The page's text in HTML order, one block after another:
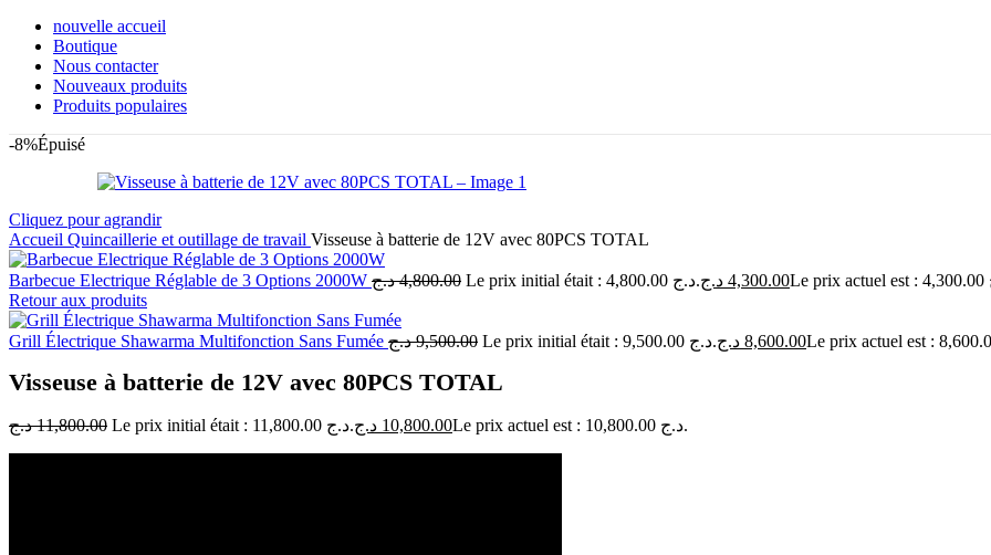
nouvelle accueil
Boutique
Nous contacter
Nouveaux produits
Produits populaires
-8%Épuisé
Cliquez pour agrandir
Accueil Quincaillerie et outillage de travail Visseuse à batterie de 12V avec 80PCS TOTAL
Barbecue Electrique Réglable de 3 Options 2000W 4,800.00 د.ج Le prix initial était : 4,800.00 د.ج. 4,300.00 د.ج
Retour aux produits
Grill Électrique Shawarma Multifonction Sans Fumée 9,500.00 د.ج Le prix initial était : 9,500.00 د.ج. 8,600.00 د.ج
Visseuse à batterie de 12V avec 80PCS TOTAL
11,800.00 د.ج Le prix initial était : 11,800.00 د.ج. 10,800.00 د.ج Le prix actuel est : 10,800.00 د.ج.